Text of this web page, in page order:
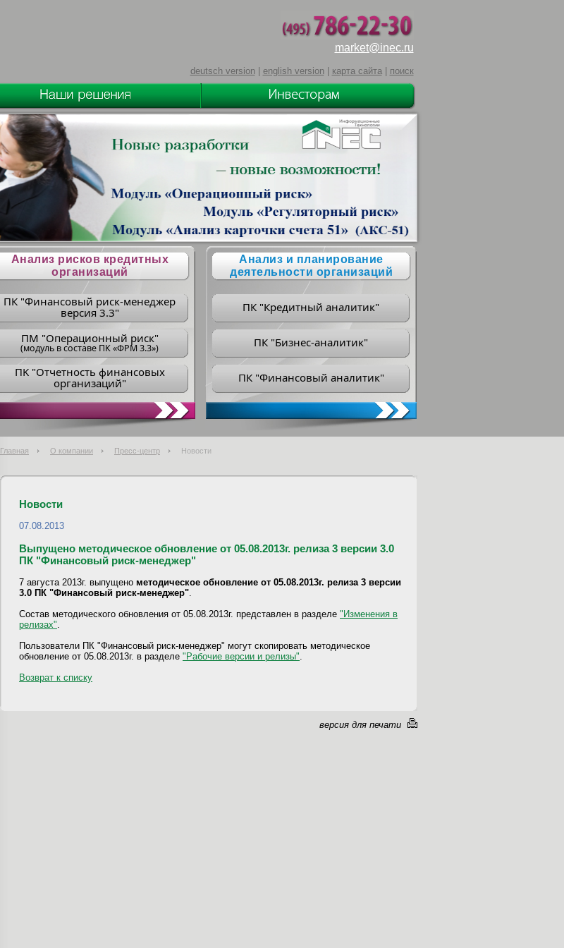
market@inec.ru
deutsch version| english version| карта сайта| поиск
Анализ рисков кредитных
организаций
ПК "Финансовый риск-менеджер
версия 3.3"
ПM "Операционный риск"
(модуль в составе ПК «ФРМ 3.3»)
ПK "Отчетность финансовых
организаций"
Анализ и планирование
деятельности организаций
ПК "Кредитный аналитик"
ПК "Бизнес-аналитик"
ПК "Финансовый аналитик"
Главная О компании Пресс-центр Новости
Новости
07.08.2013
Выпущено методическое обновление от 05.08.2013г. релиза 3 версии 3.0
ПК "Финансовый риск-менеджер"
7 августа 2013г. выпущено методическое обновление от 05.08.2013г. релиза 3 версии
3.0 ПК "Финансовый риск-менеджер"
Состав методического обновления от 05.08.2013г. представлен в разделе "Изменения в
релизах"
Пользователи ПК "Финансовый риск-менеджер" могут скопировать методическое
обновление от 05.08.2013г. в разделе "Рабочие версии и релизы"
Возврат к списку
версия для печати